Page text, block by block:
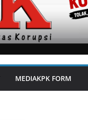
MEDIAKPK FORM